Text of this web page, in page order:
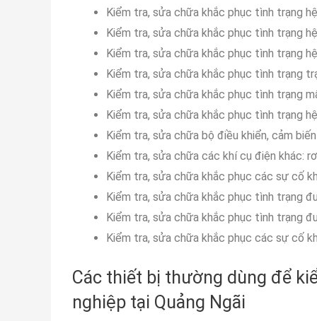
Kiểm tra, sửa chữa khắc phục tình trạng
Kiểm tra, sửa chữa khắc phục tình trạng
Kiểm tra, sửa chữa khắc phục tình trạng
Kiểm tra, sửa chữa khắc phục tình trạng
Kiểm tra, sửa chữa khắc phục tình trạng
Kiểm tra, sửa chữa khắc phục tình trạng
Kiểm tra, sửa chữa bộ điều khiển, cảm
Kiểm tra, sửa chữa các khí cụ điện khác:
Kiểm tra, sửa chữa khắc phục các sự cố
Kiểm tra, sửa chữa khắc phục tình trạng
Kiểm tra, sửa chữa khắc phục tình trạng
Kiểm tra, sửa chữa khắc phục các sự cố
Các thiết bị thường dùng để
nghiệp tại Quảng Ngãi